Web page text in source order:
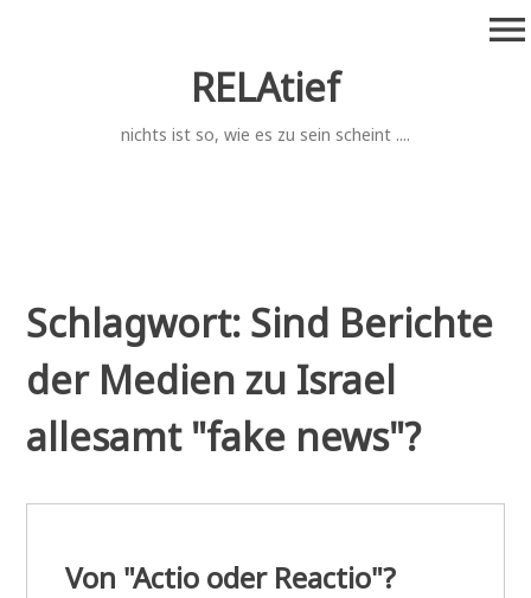
RELAtief
nichts ist so, wie es zu sein scheint ....
menu
Schlagwort: Sind Berichte
der Medien zu Israel
allesamt "fake news"?
Von "Actio oder Reactio"?